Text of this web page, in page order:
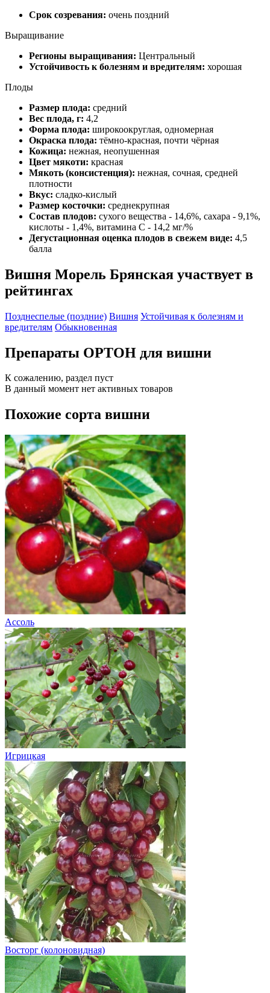
Срок созревания: очень поздний
Выращивание
Регионы выращивания: Центральный
Устойчивость к болезням и вредителям: хорошая
Плоды
Размер плода: средний
Вес плода, г: 4,2
Форма плода: широкоокруглая, одномерная
Окраска плода: тёмно-красная, почти чёрная
Кожица: нежная, неопушенная
Цвет мякоти: красная
Мякоть (консистенция): нежная, сочная, средней
плотности
Вкус: сладко-кислый
Размер косточки: среднекрупная
Состав плодов: сухого вещества - 14,6%, сахара - 9,1%,
кислоты - 1,4%, витамина С - 14,2 мг/%
Дегустационная оценка плодов в свежем виде: 4,5
балла
Вишня Морель Брянская участвует в
рейтингах
Позднеспелые (поздние) Вишня Устойчивая к болезням и
вредителям Обыкновенная
Препараты ОРТОН для вишни
К сожалению, раздел пуст
В данный момент нет активных товаров
Похожие сорта вишни
Ассоль
Игрицкая
Восторг (колоновидная)